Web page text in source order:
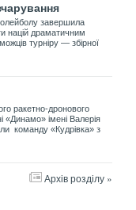
завершила
націй драматичним
турніру — збірної
ракетно-дронового
«Динамо» імені Валерія
команду «Кудрівка» з
Архів розділу »